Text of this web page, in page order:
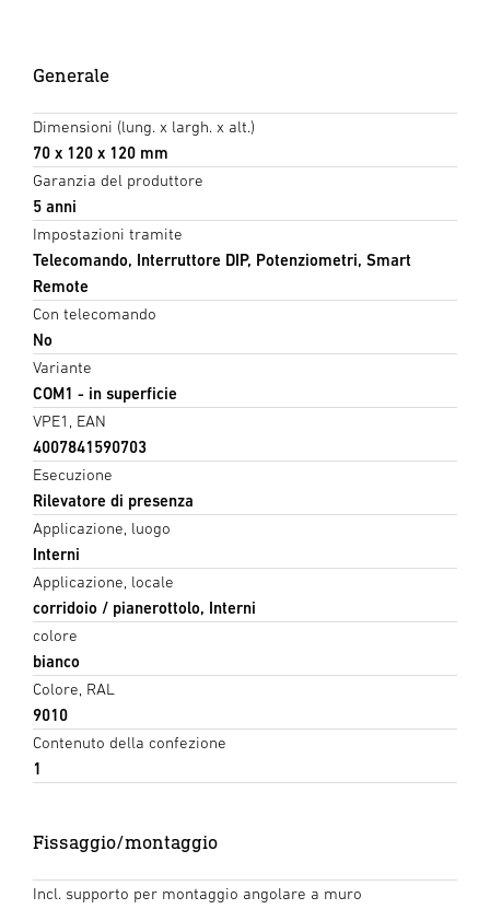
Generale
Dimensioni (lung. x largh. x alt.)
70 x 120 x 120 mm
Garanzia del produttore
5 anni
Impostazioni tramite
Telecomando, Interruttore DIP, Potenziometri, Smart
Remote
Con telecomando
No
Variante
COM1 - in superficie
VPE1, EAN
4007841590703
Esecuzione
Rilevatore di presenza
Applicazione, luogo
Interni
Applicazione, locale
corridoio / pianerottolo, Interni
colore
bianco
Colore, RAL
9010
Contenuto della confezione
1
Fissaggio/montaggio
Incl. supporto per montaggio angolare a muro